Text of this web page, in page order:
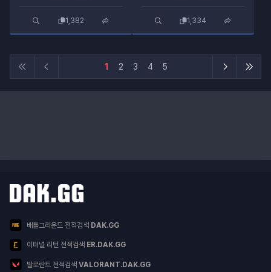
1,382 1,334
1 2 3 4 5
닥지지 다른 서비스
서비스 목록배틀그라운드 전적검색 DAK.GG
이터널 리턴 전적검색 ER.DAK.GG
발로란트 전적검색 VALORANT.DAK.GG